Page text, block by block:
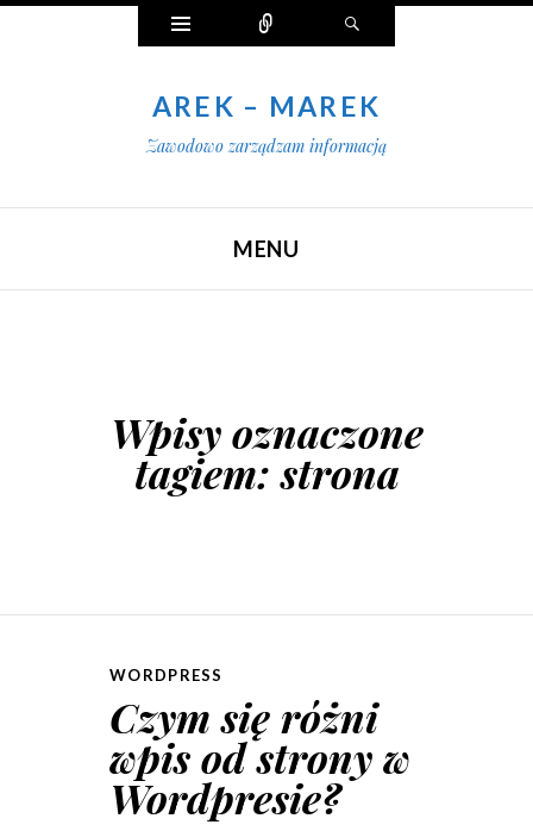
Widgety
AREK – MAREK
Zawodowo zarządzam informacją
MENU
Wpisy oznaczone
tagiem:strona
WORDPRESS
Czym się różni
wpis od strony w
Wordpresie?